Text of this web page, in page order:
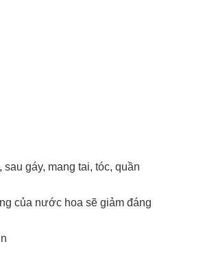
gáy, mang tai, tóc, quần
của nước hoa sẽ giảm đáng